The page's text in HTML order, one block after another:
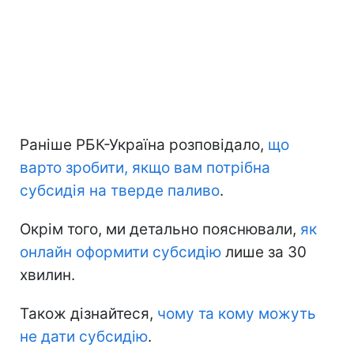
Раніше РБК-Україна розповідало, що
варто зробити, якщо вам потрібна
субсидія на тверде паливо.
Окрім того, ми детально пояснювали, як
онлайн оформити субсидію лише за 30
хвилин.
Також дізнайтеся, чому та кому можуть
не дати субсидію.